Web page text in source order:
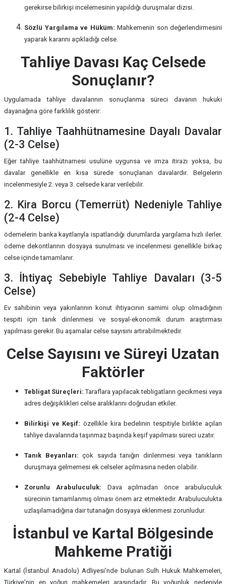
gerekirse bilirkişi incelemesinin yapıldığı duruşmalar dizisi.
Sözlü Yargılama ve Hüküm: Mahkemenin son değerlendirmesini
yaparak kararını açıkladığı celse.
Tahliye Davası Kaç Celsede
Sonuçlanır?
Uygulamada tahliye davalarının sonuçlanma süreci davanın hukuki
dayanağına göre farklılık gösterir:
1. Tahliye Taahhütnamesine Dayalı Davalar
(2-3 Celse)
Eğer tahliye taahhütnamesi usulüne uygunsa ve imza itirazı yoksa, bu
davalar genellikle en kısa sürede sonuçlanan davalardır. Belgelerin
incelenmesiyle 2. veya 3. celsede karar verilebilir.
2. Kira Borcu (Temerrüt) Nedeniyle Tahliye
(2-4 Celse)
ödemelerin banka kayıtlarıyla ispatlandığı durumlarda yargılama hızlı ilerler.
ödeme dekontlarının dosyaya sunulması ve incelenmesi genellikle birkaç
celse içinde tamamlanır.
3. İhtiyaç Sebebiyle Tahliye Davaları (3-5
Celse)
Ev sahibinin veya yakınlarının konut ihtiyacının samimi olup olmadığının
tespiti için tanık dinlenmesi ve sosyal-ekonomik durum araştırması
yapılması gerekir. Bu aşamalar celse sayısını artırabilmektedir.
Celse Sayısını ve Süreyi Uzatan
Faktörler
Tebligat Süreçleri: Taraflara yapılacak tebligatların gecikmesi veya
adres değişiklikleri celse aralıklarını doğrudan etkiler.
Bilirkişi ve Keşif: özellikle kira bedelinin tespitiyle birlikte açılan
tahliye davalarında taşınmaz başında keşif yapılması süreci uzatır.
Tanık Beyanları: çok sayıda tanığın dinlenmesi veya tanıkların
duruşmaya gelmemesi ek celseler açılmasına neden olabilir.
Zorunlu Arabuluculuk: Dava açılmadan önce arabuluculuk
sürecinin tamamlanmış olması önem arz etmektedir. Arabuluculukta
uzlaşılamadığına dair tutanağın dosyaya eklenmesi zorunludur.
İstanbul ve Kartal Bölgesinde
Mahkeme Pratiği
Kartal (İstanbul Anadolu) Adliyesi'nde bulunan Sulh Hukuk Mahkemeleri,
Türkiye'nin en yoğun mahkemeleri arasındadır. Bu yoğunluk nedeniyle